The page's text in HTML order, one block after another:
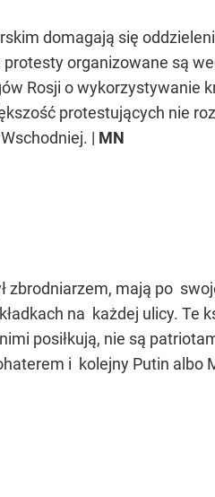
domagają się
organizowane są
Rosji o wykorzystywanie
protestujących nie
| MN
zbrodniarzem, mają po
na każdej ulicy. Te
posiłkują, nie są
i kolejny Putin